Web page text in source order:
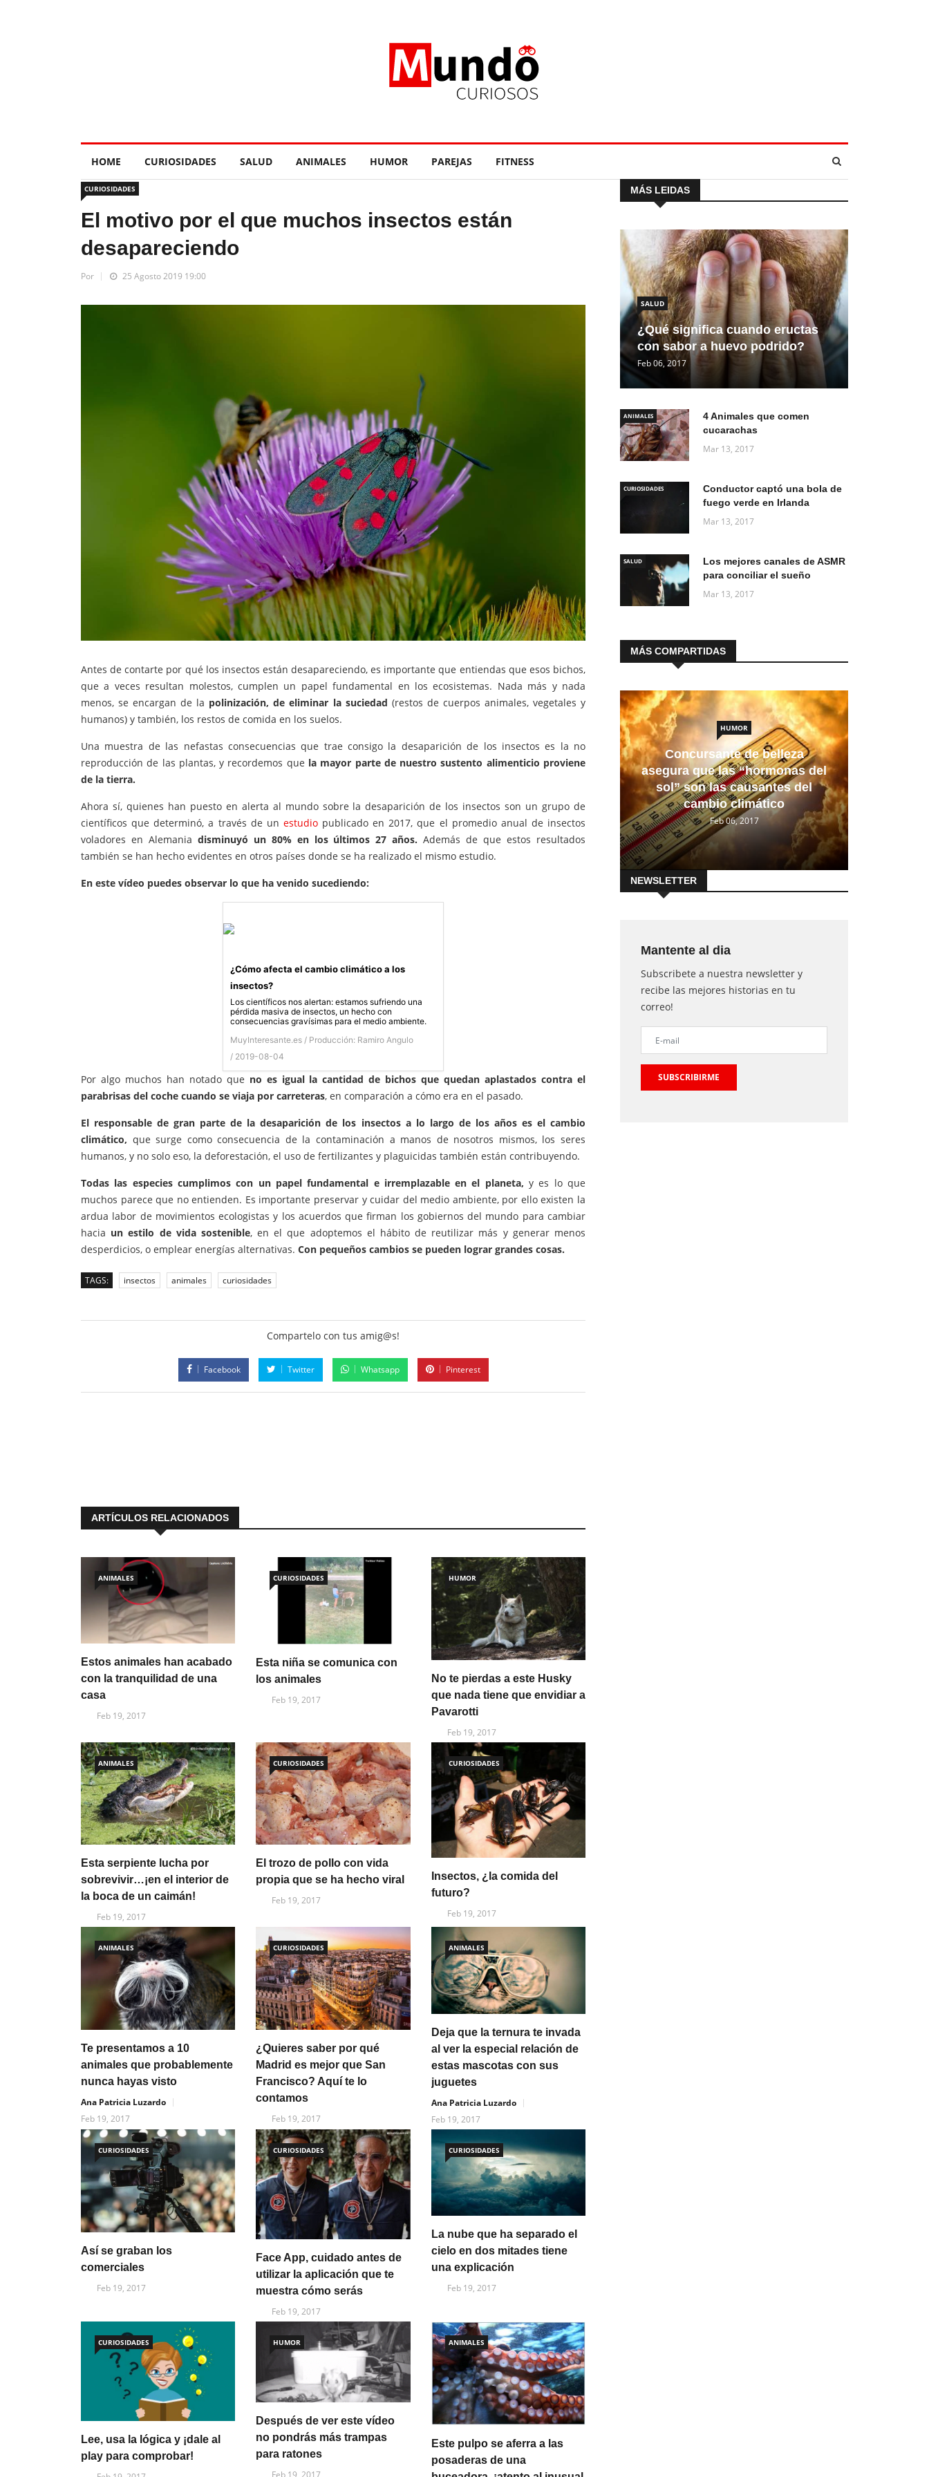
HOME CURIOSIDADES SALUD ANIMALES HUMOR PAREJAS FITNESS
CURIOSIDADES
El motivo por el que muchos insectos están
desapareciendo
Por 25 Agosto 2019 19:00
Antes de contarte por qué los insectos están desapareciendo, es importante que entiendas que esos bichos,
que a veces resultan molestos, cumplen un papel fundamental en los ecosistemas. Nada más y nada
menos, se encargan de la polinización, de eliminar la suciedad (restos de cuerpos animales, vegetales y
humanos) y también, los restos de comida en los suelos.
Una muestra de las nefastas consecuencias que trae consigo la desaparición de los insectos es la no
reproducción de las plantas, y recordemos que la mayor parte de nuestro sustento alimenticio proviene
de la tierra.
Ahora sí, quienes han puesto en alerta al mundo sobre la desaparición de los insectos son un grupo de
científicos que determinó, a través de un estudiopublicado en 2017, que el promedio anual de insectos
voladores en Alemania disminuyó un 80% en los últimos 27 años.Además de que estos resultados
también se han hecho evidentes en otros países donde se ha realizado el mismo estudio.
En este vídeo puedes observar lo que ha venido sucediendo:
¿Cómo afecta el cambio climático a los
insectos?
Los científicos nos alertan: estamos sufriendo una
pérdida masiva de insectos, un hecho con
consecuencias gravísimas para el medio ambiente.
MuyInteresante.es / Producción: Ramiro Angulo
/ 2019-08-04
Por algo muchos han notado que no es igual la cantidad de bichos que quedan aplastados contra el
parabrisas del coche cuando se viaja por carreteras, en comparación a cómo era en el pasado.
El responsable de gran parte de la desaparición de los insectos a lo largo de los años es el cambio
climático, que surge como consecuencia de la contaminación a manos de nosotros mismos, los seres
humanos, y no solo eso, la deforestación, el uso de fertilizantes y plaguicidas también están contribuyendo.
Todas las especies cumplimos con un papel fundamental e irremplazable en el planeta, y es lo que
muchos parece que no entienden. Es importante preservar y cuidar del medio ambiente, por ello existen la
ardua labor de movimientos ecologistas y los acuerdos que firman los gobiernos del mundo para cambiar
hacia un estilo de vida sostenible, en el que adoptemos el hábito de reutilizar más y generar menos
desperdicios, o emplear energías alternativas. Con pequeños cambios se pueden lograr grandes cosas.
TAGS: insectos animales curiosidades
Compartelo con tus amig@s!
Facebook Twitter Whatsapp Pinterest
ARTÍCULOS RELACIONADOS
ANIMALES
Estos animales han acabado
con la tranquilidad de una
casa
Feb 19, 2017
CURIOSIDADES
Esta niña se comunica con
los animales
Feb 19, 2017
HUMOR
No te pierdas a este Husky
que nada tiene que envidiar a
Pavarotti
Feb 19, 2017
ANIMALES
Esta serpiente lucha por
sobrevivir…¡en el interior de
la boca de un caimán!
Feb 19, 2017
CURIOSIDADES
El trozo de pollo con vida
propia que se ha hecho viral
Feb 19, 2017
CURIOSIDADES
Insectos, ¿la comida del
futuro?
Feb 19, 2017
ANIMALES
Te presentamos a 10
animales que probablemente
nunca hayas visto
Ana Patricia Luzardo
Feb 19, 2017
CURIOSIDADES
¿Quieres saber por qué
Madrid es mejor que San
Francisco? Aquí te lo
contamos
Feb 19, 2017
ANIMALES
Deja que la ternura te invada
al ver la especial relación de
estas mascotas con sus
juguetes
Ana Patricia Luzardo
Feb 19, 2017
CURIOSIDADES
Así se graban los
comerciales
Feb 19, 2017
CURIOSIDADES
Face App, cuidado antes de
utilizar la aplicación que te
muestra cómo serás
Feb 19, 2017
CURIOSIDADES
La nube que ha separado el
cielo en dos mitades tiene
una explicación
Feb 19, 2017
CURIOSIDADES
Lee, usa la lógica y ¡dale al
play para comprobar!
HUMOR
Después de ver este vídeo
no pondrás más trampas
para ratones
Feb 19, 2017
ANIMALES
Este pulpo se aferra a las
posaderas de una
MÁS LEIDAS
SALUD
¿Qué significa cuando eructas
con sabor a huevo podrido?
Feb 06, 2017
ANIMALES
4 Animales que comen
cucarachas
Mar 13, 2017
CURIOSIDADES
Conductor captó una bola de
fuego verde en Irlanda
Mar 13, 2017
SALUD
Los mejores canales de ASMR
para conciliar el sueño
Mar 13, 2017
MÁS COMPARTIDAS
HUMOR
Concursante de belleza
asegura que las “hormonas del
sol” son las causantes del
cambio climático
Feb 06, 2017
NEWSLETTER
Mantente al dia
Subscribete a nuestra newsletter y
recibe las mejores historias en tu
correo!
SUBSCRIBIRME